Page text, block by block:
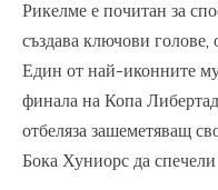
Рикелме е почитан за
създава ключови голове,
Един от най-иконните
финала на Копа
отбеляза зашеметяващ
Бока Хуниорс да